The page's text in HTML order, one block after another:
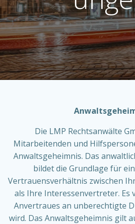
Die LMP Rechtsanwälte
Mitarbeitenden und
Anwaltsgeheimnis. Das
bildet die Grundlage für
Vertrauensverhältnis zwischen
als Ihre Interessenvertreter. Es
Anvertraues an unberechtigte
wird. Das Anwaltsgeheimnis gilt